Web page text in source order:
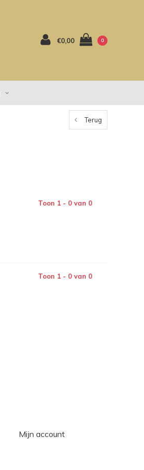
€0,00 0
Terug
Toon 1 - 0 van 0
Toon 1 - 0 van 0
Mijn account